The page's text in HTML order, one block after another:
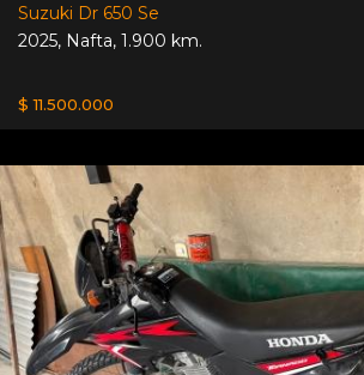
Suzuki Dr 650 Se
2025, Nafta, 1.900 km.
$ 11.500.000